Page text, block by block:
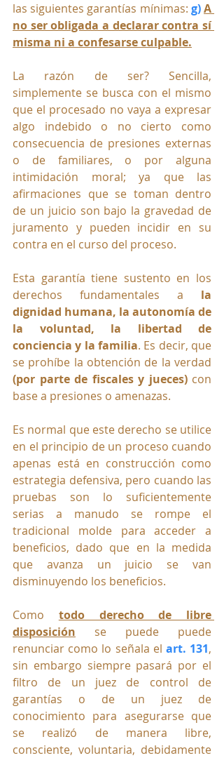
las siguientes garantías mínimas: g) A
no ser obligada a declarar contra sí
misma ni a confesarse culpable.
La razón de ser? Sencilla,
simplemente se busca con el mismo
que el procesado no vaya a expresar
algo indebido o no cierto como
consecuencia de presiones externas
o de familiares, o por alguna
intimidación moral; ya que las
afirmaciones que se toman dentro
de un juicio son bajo la gravedad de
juramento y pueden incidir en su
contra en el curso del proceso.
Esta garantía tiene sustento en los
derechos fundamentales a la
dignidad humana, la autonomía de
la voluntad, la libertad de
conciencia y la familia. Es decir, que
(por parte de fiscales y jueces) con
base a presiones o amenazas.
Es normal que este derecho se utilice
en el principio de un proceso cuando
apenas está en construcción como
estrategia defensiva, pero cuando las
pruebas son lo suficientemente
serias a manudo se rompe el
tradicional molde para acceder a
beneficios, dado que en la medida
que avanza un juicio se van
disminuyendo los beneficios.
Como todo derecho de libre
disposición se puede puede
renunciar como lo señala el art. 131,
sin embargo siempre pasará por el
filtro de un juez de control de
garantías o de un juez de
conocimiento para asegurarse que
se realizó de manera libre,
consciente, voluntaria, debidamente